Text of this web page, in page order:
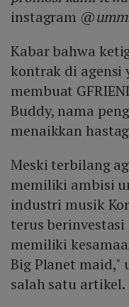
instagram @
Kabar bahwa
kontrak di agensi
membuat
Buddy, nama
menaikkan
Meski terbilang
memiliki ambisi
industri musik
terus
memiliki
Big Planet maid,"
salah satu artikel.